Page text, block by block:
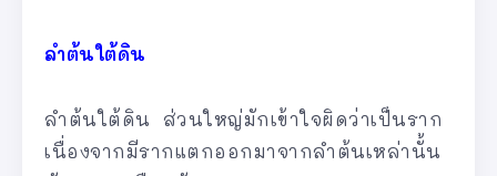
ลำต้นใต้ดิน
ลำต้นใต้ดิน ส่วนใหญ่มักเข้าใจผิดว่าเป็นราก
เนื่องจากมีรากแตกออกมาจากลำต้นเหล่านั้น